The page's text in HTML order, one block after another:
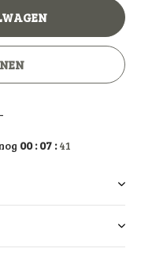
00 : 07 :40